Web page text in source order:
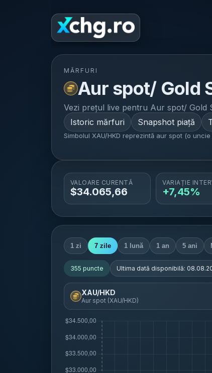
MĂRFURI
Aur spot/ Gold
Vezi prețul live pentru Aur spot/ Gold
Istoric mărfuri
Snapshot piață
Simbolul XAU/HKD reprezintă aur spot (o
VALOARE CURENTĂ
$34.065,66
VARIAȚIE
+7,45%
1 zi 7 zile 1 lună 1 an 5 ani
355 puncte Ultima dată disponibilă:
XAU/HKD
Aur spot (XAU/HKD)